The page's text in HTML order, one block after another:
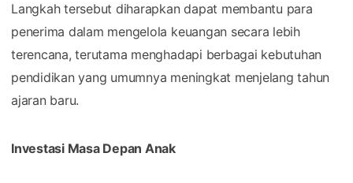
Langkah tersebut diharapkan dapat membantu para
penerima dalam mengelola keuangan secara lebih
terencana, terutama menghadapi berbagai kebutuhan
pendidikan yang umumnya meningkat menjelang tahun
ajaran baru.
Investasi Masa Depan Anak